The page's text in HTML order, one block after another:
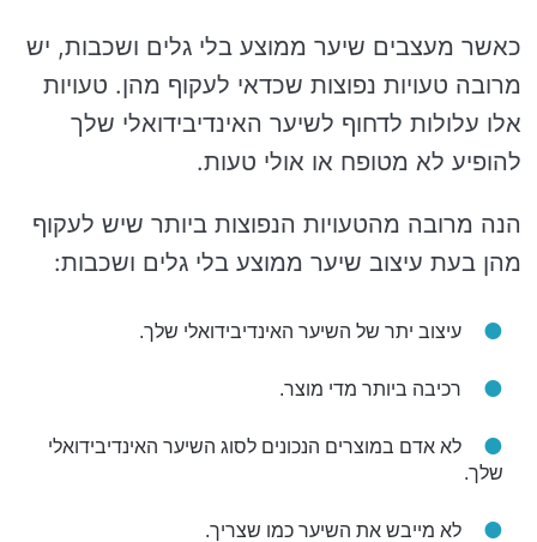
כאשר מעצבים שיער ממוצע בלי גלים ושכבות, יש
מרובה טעויות נפוצות שכדאי לעקוף מהן. טעויות
אלו עלולות לדחוף לשיער האינדיבידואלי שלך
להופיע לא מטופח או אולי טעות.
הנה מרובה מהטעויות הנפוצות ביותר שיש לעקוף
מהן בעת ​​עיצוב שיער ממוצע בלי גלים ושכבות:
עיצוב יתר של השיער האינדיבידואלי שלך.
רכיבה ביותר מדי מוצר.
לא אדם במוצרים הנכונים לסוג השיער האינדיבידואלי
שלך.
לא מייבש את השיער כמו שצריך.